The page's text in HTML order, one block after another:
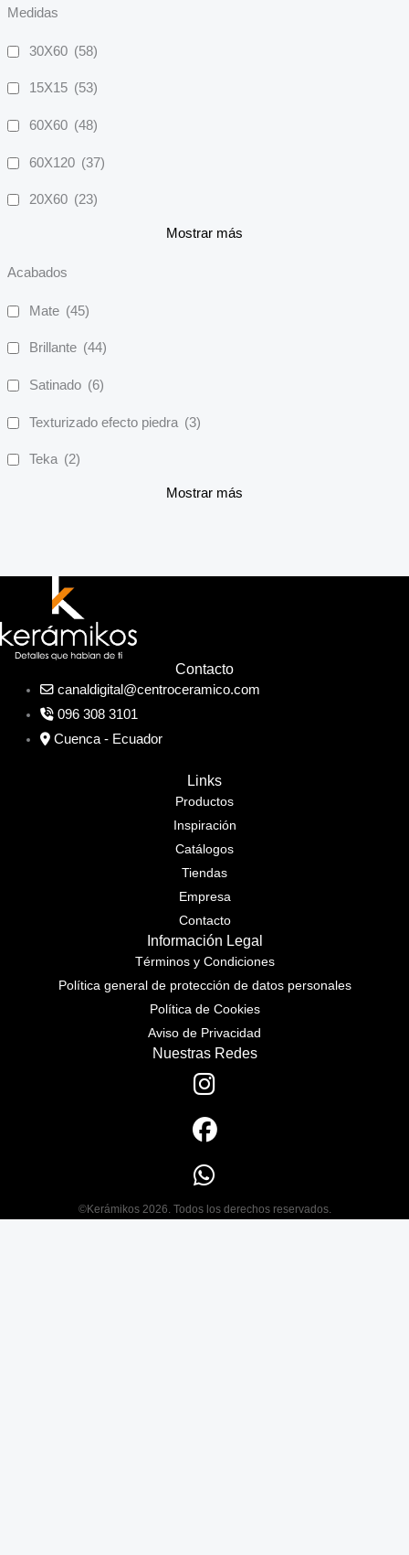
Medidas
30X60 (58)
15X15 (53)
60X60 (48)
60X120 (37)
20X60 (23)
Mostrar más
Acabados
Mate (45)
Brillante (44)
Satinado (6)
Texturizado efecto piedra (3)
Teka (2)
Mostrar más
Contacto
canaldigital@centroceramico.com
096 308 3101
Cuenca - Ecuador
Links
Productos
Inspiración
Catálogos
Tiendas
Empresa
Contacto
Información Legal
Términos y Condiciones
Política general de protección de datos personales
Política de Cookies
Aviso de Privacidad
Nuestras Redes
©Kerámikos 2026. Todos los derechos reservados.